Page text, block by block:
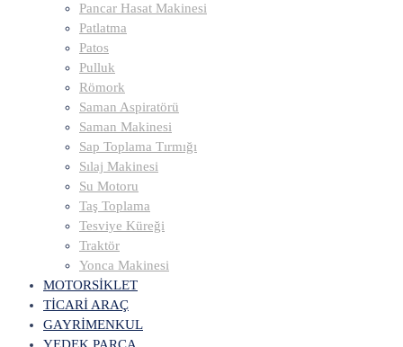
Pancar Hasat Makinesi
Patlatma
Patos
Pulluk
Römork
Saman Aspiratörü
Saman Makinesi
Sap Toplama Tırmığı
Sılaj Makinesi
Su Motoru
Taş Toplama
Tesviye Küreği
Traktör
Yonca Makinesi
MOTORSİKLET
TİCARİ ARAÇ
GAYRİMENKUL